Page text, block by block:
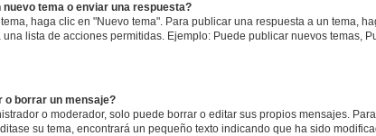
tema o enviar una respuesta?
haga clic en "Nuevo tema". Para publicar una respuesta a un tema,
lista de acciones permitidas. Ejemplo: Puede publicar nuevos temas,
o borrar un mensaje?
o moderador, solo puede borrar o editar sus propios mensajes.
su tema, encontrará un pequeño texto indicando que ha sido